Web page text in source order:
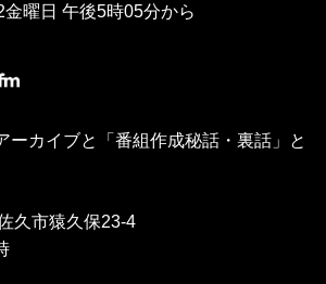
曜日 午後5時05分から
ーカイブと「番組作成秘話・裏話」と
久市猿久保23-4